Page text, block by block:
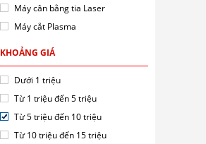
Máy cân bằng tia Laser
Máy cắt Plasma
KHOẢNG GIÁ
Dưới 1 triệu
Từ 1 triệu đến 5 triệu
Từ 5 triệu đến 10 triệu
Từ 10 triệu đến 15 triệu